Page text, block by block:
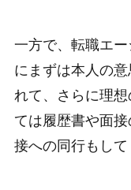
一方で、転職エ
にまずは本人の
れて、さらに理
ては履歴書や面
接への同行もして